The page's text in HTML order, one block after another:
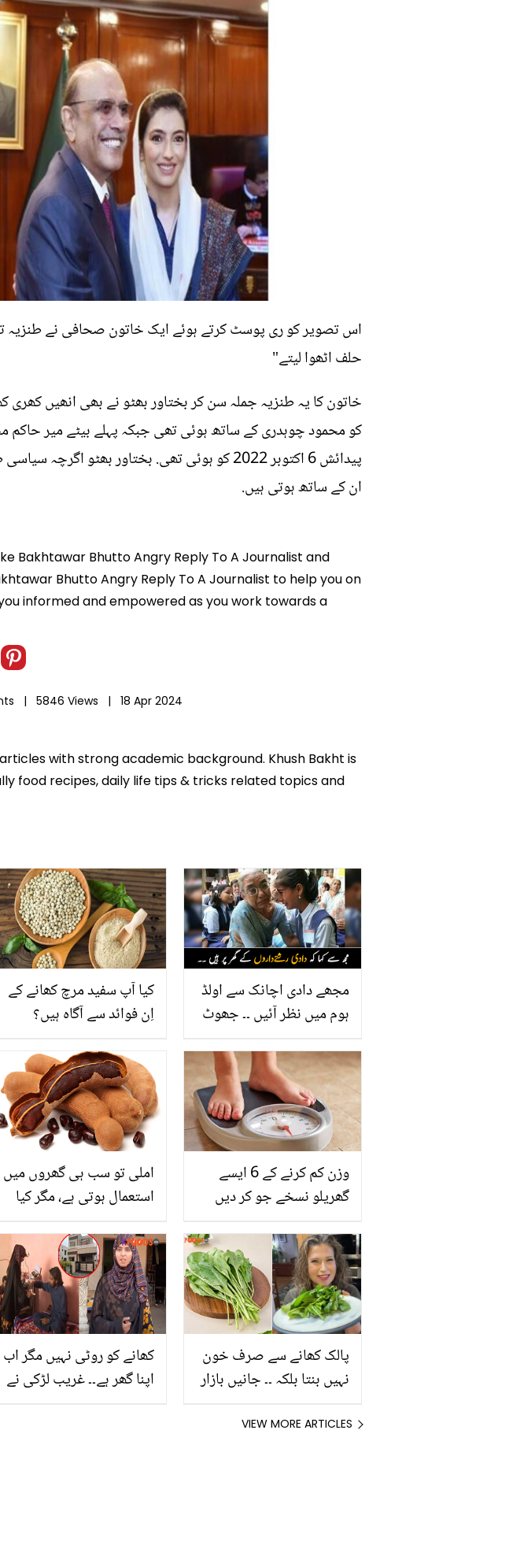
اس تصویر کو ری پوسٹ کرتے ہوئے ایک خاتون صحافی نے طنزیہ
حلف اٹھوا لیتے"
پیدائش 6 اکتوبر 2022 کو ہوئی تھی. بختاور
ان کے ساتھ ہوتی ہیں.
Bakhtawar Bhutto Angry Reply To A Journalist and
Bhutto Angry Reply To A Journalist to help you on
informed and empowered as you work towards a
| 5846 Views | 18 Apr 2024
with strong academic background. Khush Bakht is
food recipes, daily life tips & tricks related topics and
کیا آپ سفید مرچ کھانے کے
اِن فوائد سے آگاہ ہیں؟
مجھے دادی اچانک سے اولڈ
ہوم میں نظر آئیں ۔۔ جھوٹ
دور کرنے کے لیے والدین نے
انہیں اولڈ ہوم بھجا مگر
بیٹی نے والدین کے ساتھ کیا
کیا؟
املی تو سب ہی گھروں میں
استعمال ہوتی ہے، مگر کیا
پتوں سے آپ کو شوگر، بخار
اور دیگر کتنے امراض سے
نجات مل سکتی ہے؟ جانیں
اس کا استعمال اور فوائد
وزن کم کرنے کے 6 ایسے
گھریلو نسخے جو کر دیں
سِلم اور اسمارٹ
کھانے کو روٹی نہیں مگر اب
اپنا گھر ہے۔۔ غریب لڑکی نے
پالک کھانے سے صرف خون
نہیں بنتا بلکہ ۔۔ جانیں بازار
پالک کے مہنگے فائدے
VIEW MORE ARTICLES